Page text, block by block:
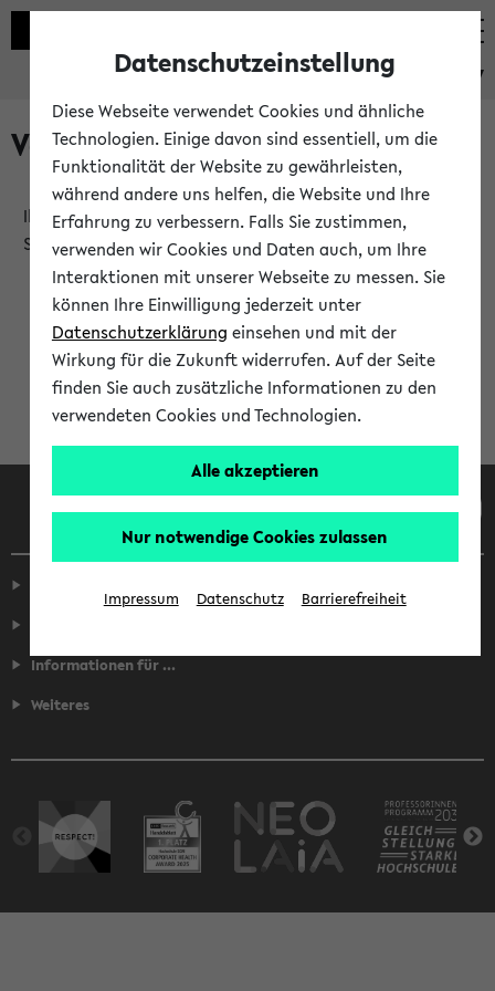
eKVV
Verlauf
Ihr Verlauf ist leer. Er wird sich im Verlauf Ihrer eKVV
Sitzung füllen.
Informationen für ...
Weiteres
Datenschutzeinstellung
Diese Webseite verwendet Cookies und ähnliche
Technologien. Einige davon sind essentiell, um die
Funktionalität der Website zu gewährleisten,
während andere uns helfen, die Website und Ihre
Erfahrung zu verbessern. Falls Sie zustimmen,
verwenden wir Cookies und Daten auch, um Ihre
Interaktionen mit unserer Webseite zu messen. Sie
können Ihre Einwilligung jederzeit unter
Datenschutzerklärung einsehen und mit der
Wirkung für die Zukunft widerrufen. Auf der Seite
finden Sie auch zusätzliche Informationen zu den
verwendeten Cookies und Technologien.
Alle akzeptieren
Nur notwendige Cookies zulassen
Impressum Datenschutz Barrierefreiheit